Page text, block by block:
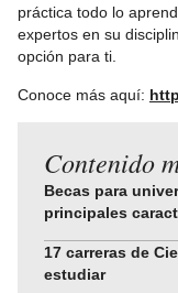
práctica todo lo
expertos en su
opción para ti.
Conoce más aquí:
Contenido
Becas para
principales
17 carreras de
estudiar